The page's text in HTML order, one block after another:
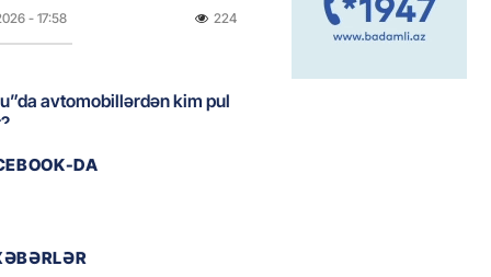
- 17:58 224
avtomobillərdən kim pul
REPORTAJ
DA